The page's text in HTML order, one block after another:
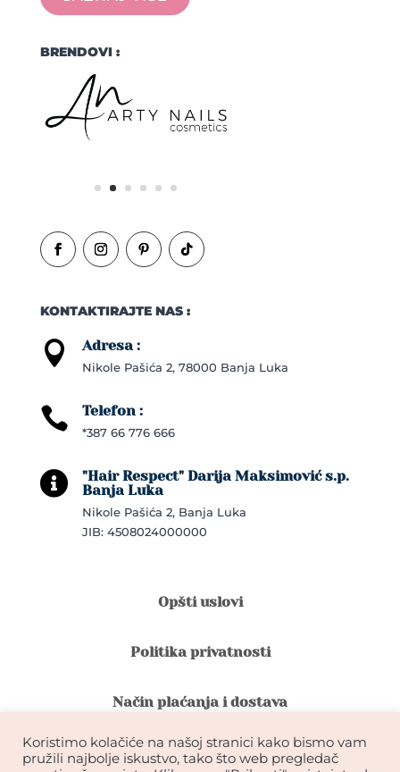
BRENDOVI :
KONTAKTIRAJTE NAS :
 Adresa :
Nikole Pašića 2, 78000 Banja Luka
 Telefon :
*387 66 776 666

"Hair Respect" Darija Maksimović s.p.
Banja Luka
Nikole Pašića 2, Banja Luka
JIB: 4508024000000
Opšti uslovi
Politika privatnosti
Način plaćanja i dostava
Reklamacije i povrat robe
Koristimo kolačiće na našoj stranici kako bismo vam
pružili najbolje iskustvo, tako što web pregledač